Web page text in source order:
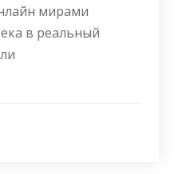
мирами
в реальный